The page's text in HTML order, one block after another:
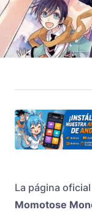
La página
Momotose